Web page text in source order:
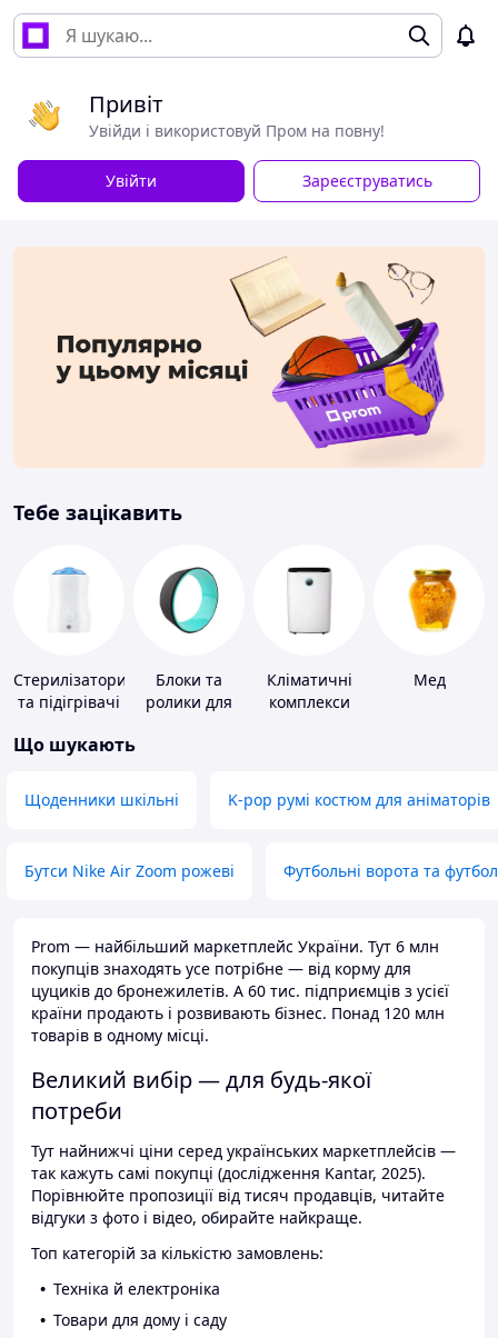
Привіт
Увійди і використовуй Пром на повну!
Увійти Зареєструватись
Тебе зацікавить
Стерилізатори
та підігрівачі
харчування
Блоки та
ролики для
Кліматичні
комплекси
Мед
Що шукають
Щоденники шкільні K-pop румі костюм для аніматорів
Бутси Nike Air Zoom рожеві Футбольні ворота та
Prom — найбільший маркетплейс України. Тут 6 млн
покупців знаходять усе потрібне — від корму для
цуциків до бронежилетів. А 60 тис. підприємців з усієї
країни продають і розвивають бізнес. Понад 120 млн
товарів в одному місці.
Великий вибір — для будь-якої
потреби
Тут найнижчі ціни серед українських маркетплейсів —
так кажуть самі покупці (дослідження Kantar, 2025).
Порівнюйте пропозиції від тисяч продавців, читайте
відгуки з фото і відео, обирайте найкраще.
Топ категорій за кількістю замовлень:
Техніка й електроніка
Товари для дому і саду